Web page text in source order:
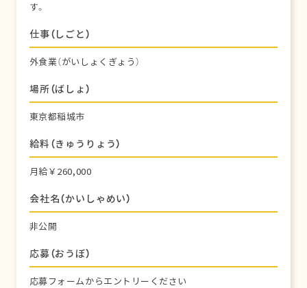
す。
仕事（しごと）
外食業（がいしょくぎょう）
場所（ばしょ）
東京都稲城市
給料（きゅうりょう）
月給￥260,000
会社名（かいしゃめい）
非公開
応募（おうぼ）
応募フォームからエントリーください